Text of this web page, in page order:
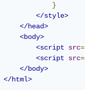
}
</style>
</head>
<body>
<script
src=
<script
src=
</body>
</html>